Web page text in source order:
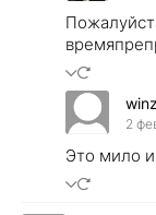
2
Это мило